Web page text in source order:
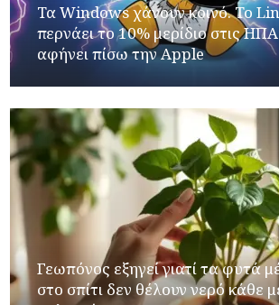
Τα Windows χάνουν κοινό. Το
περνάει το 10% μερίδιο στις
αφήνει πίσω την Apple
Γεωπόνος εξηγεί γιατί τα φυτά
στο σπίτι δεν θέλουν νερό κάθε